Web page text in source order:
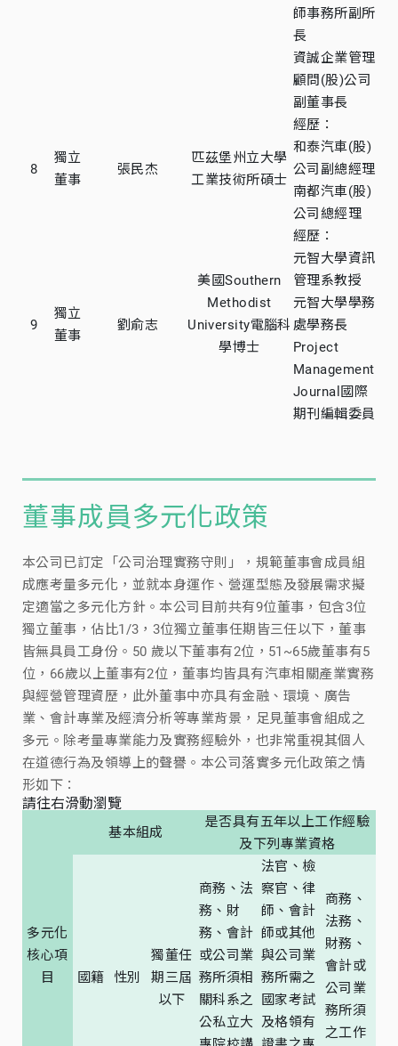
師事務所副所
長
資誠企業管理
顧問(股)公司
副董事長
8
獨立
董事
張民杰
匹茲堡州立大學
工業技術所碩士
經歷：
和泰汽車(股)
公司副總經理
南都汽車(股)
公司總經理
9
獨立
董事
劉俞志
美國Southern
Methodist
University電腦科
學博士
經歷：
元智大學資訊
管理系教授
元智大學學務
處學務長
Project
Management
Journal國際
期刊編輯委員
董事成員多元化政策
本公司已訂定「公司治理實務守則」，規範董事會成員組
成應考量多元化，並就本身運作、營運型態及發展需求擬
定適當之多元化方針。本公司目前共有9位董事，包含3位
獨立董事，佔比1/3，3位獨立董事任期皆三任以下，董事
皆無具員工身份。50 歲以下董事有2位，51~65歲董事有5
位，66歲以上董事有2位，董事均皆具有汽車相關產業實務
與經營管理資歷，此外董事中亦具有金融、環境、廣告
業、會計專業及經濟分析等專業背景，足見董事會組成之
多元。除考量專業能力及實務經驗外，也非常重視其個人
在道德行為及領導上的聲譽。本公司落實多元化政策之情
形如下：
請往右滑動瀏覽
多元化
核心項
目
基本組成
是否具有五年以上工作經驗
及下列專業資格
國籍 性別
獨董任
期三屆
以下
商務、法
務、財
務、會計
或公司業
務所須相
關科系之
公私立大
法官、檢
察官、律
師、會計
師或其他
與公司業
務所需之
國家考試
及格領有
商務、
法務、
財務、
會計或
公司業
務所須
之工作